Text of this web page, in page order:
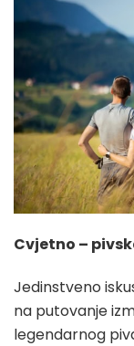
Cvjetno –
Jedinstveno
na putovanje
legendarnog